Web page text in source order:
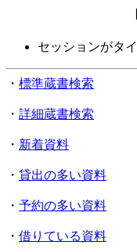
セッションがタ
・ 標準蔵書検索
・ 詳細蔵書検索
・ 新着資料
・ 貸出の多い資料
・ 予約の多い資料
・ 借りている資料